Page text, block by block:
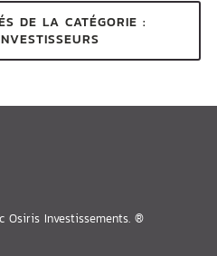
DE LA CATÉGORIE :
Osiris Investissements. ®